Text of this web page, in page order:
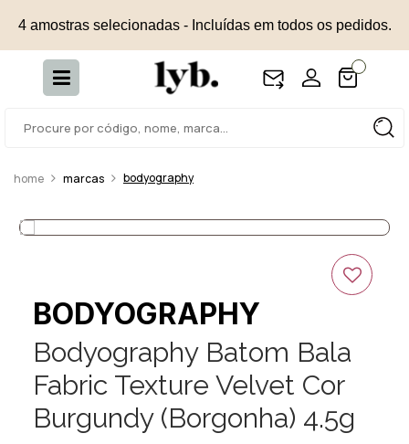
4 amostras selecionadas - Incluídas em todos os pedidos.
marcas bodyography
BODYOGRAPHY
Bodyography Batom Bala
Fabric Texture Velvet Cor
Burgundy (Borgonha) 4.5g